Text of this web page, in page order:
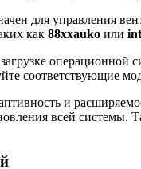
для управления
как 88xxauko или
соответствующие
и
всей системы.